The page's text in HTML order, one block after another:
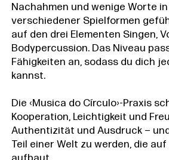
Nachahmen und wenige Worte
verschiedener Spielformen
auf den drei Elementen Singen,
Bodypercussion. Das Niveau
Fähigkeiten an, sodass du dich
kannst.
Die ‹Musica do Círculo›-Praxis
Kooperation, Leichtigkeit und
Authentizität und Ausdruck –
Teil einer Welt zu werden, die